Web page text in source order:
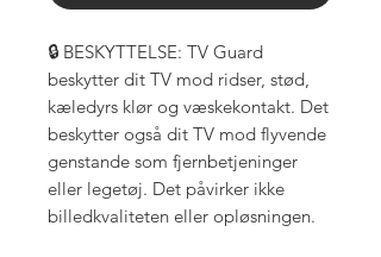
🔒 BESKYTTELSE: TV Guard
beskytter dit TV mod ridser, stød,
kæledyrs klør og væskekontakt. Det
beskytter også dit TV mod flyvende
genstande som fjernbetjeninger
eller legetøj. Det påvirker ikke
billedkvaliteten eller opløsningen.